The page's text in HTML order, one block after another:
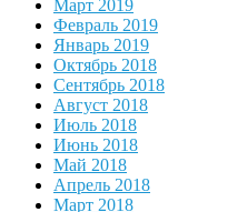
Март 2019
Февраль 2019
Январь 2019
Октябрь 2018
Сентябрь 2018
Август 2018
Июль 2018
Июнь 2018
Май 2018
Апрель 2018
Март 2018